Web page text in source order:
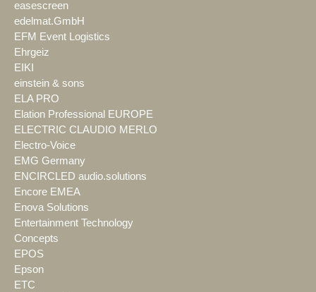
easescreen
edelmat.GmbH
EFM Event Logistics
Ehrgeiz
EIKI
einstein & sons
ELA PRO
Elation Professional EUROPE
ELECTRIC CLAUDIO MERLO
Electro-Voice
EMG Germany
ENCIRCLED audio.solutions
Encore EMEA
Enova Solutions
Entertainment Technology
Concepts
EPOS
Epson
ETC